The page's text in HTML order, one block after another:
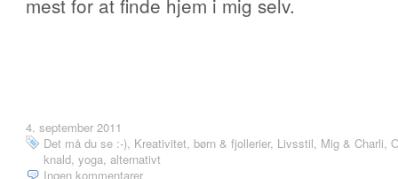
mest for at finde hjem i mig selv.
4. september 2011
Det må du se :-), Kreativitet, børn & fjollerier, Livsstil, Mig & Charli,
knald, yoga, alternativt
Ingen kommentarer